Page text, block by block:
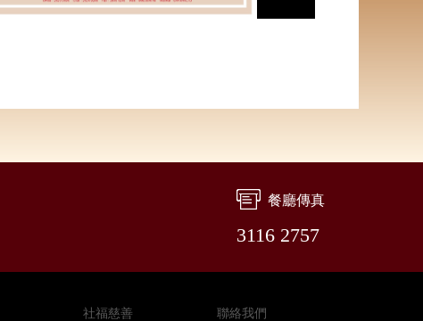
餐廳傳真
3116 2757
社福慈善 聯絡我們